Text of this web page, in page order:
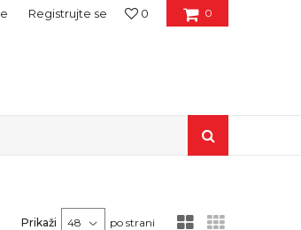
0
0
Registrujte se
Prikaži po strani